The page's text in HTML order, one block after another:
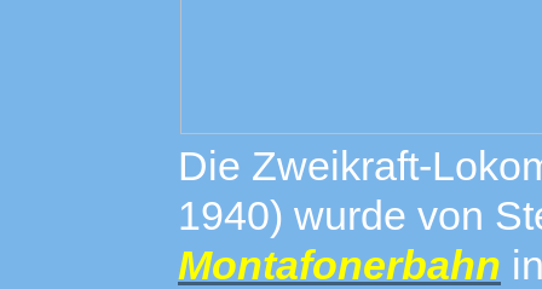
Die Zweikraft-
1940) wurde von
Montafonerbahn